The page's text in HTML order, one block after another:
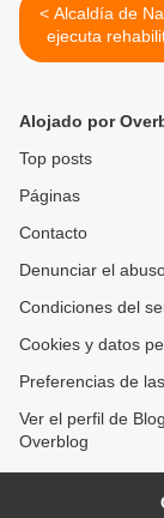
< Alcaldía de Naguanagua
ejecuta
alumbrado
Alojado por
Top posts
Páginas
Contacto
Denunciar el
Condiciones del
Cookies y datos
Preferencias de
Ver el perfil de
Overblog